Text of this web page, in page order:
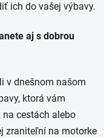
ich do vašej výbavy.
aj s dobrou
v dnešnom našom
ktorá vám
cestách alebo
zraniteľní na motorke